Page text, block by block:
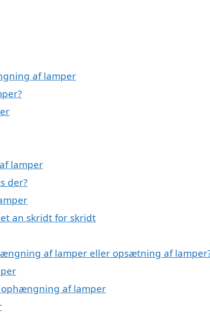
af lamper
lamper
der?
an skridt for skridt
af lamper eller opsætning af
af lamper